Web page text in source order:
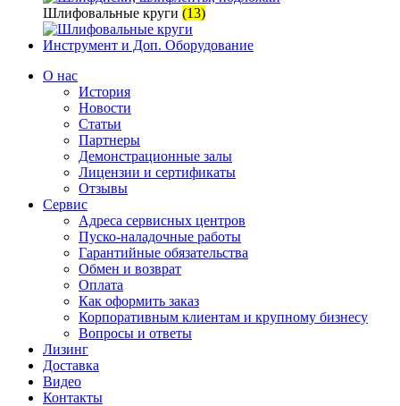
Шлифовальные круги (13)
Инструмент и Доп. Оборудование
О нас
История
Новости
Статьи
Партнеры
Демонстрационные залы
Лицензии и сертификаты
Отзывы
Сервис
Адреса сервисных центров
Пуско-наладочные работы
Гарантийные обязательства
Обмен и возврат
Оплата
Как оформить заказ
Корпоративным клиентам и крупному бизнесу
Вопросы и ответы
Лизинг
Доставка
Видео
Контакты